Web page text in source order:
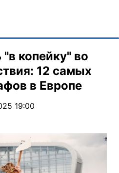
"в копейку" во
12 самых
в Европе
19:00